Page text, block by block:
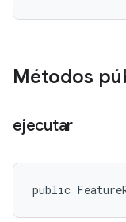
Métodos
ejecutar
public